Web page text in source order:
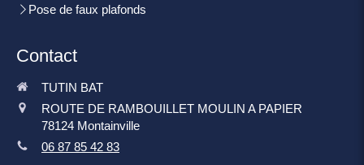
Pose de faux plafonds
Contact
TUTIN BAT
ROUTE DE RAMBOUILLET MOULIN A PAPIER
78124 Montainville
06 87 85 42 83